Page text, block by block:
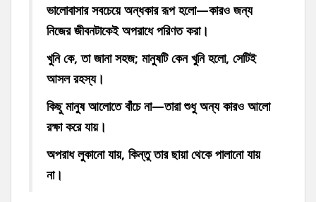
ভালোবাসার সবচেয়ে অন্ধকার রূপ হলো—কারও জন্য
নিজের জীবনটাকেই অপরাধে পরিণত করা।
খুনি কে, তা জানা সহজ; মানুষটি কেন খুনি হলো, সেটিই
আসল রহস্য।
কিছু মানুষ আলোতে বাঁচে না—তারা শুধু অন্য কারও আলো
রক্ষা করে যায়।
অপরাধ লুকানো যায়, কিন্তু তার ছায়া থেকে পালানো যায়
না।